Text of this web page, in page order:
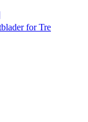
for Tre